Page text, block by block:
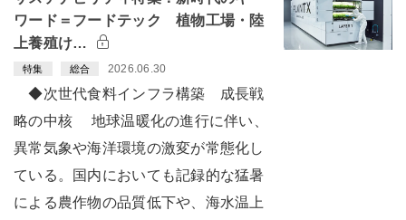
ワード＝フードテック 植物工場・陸
上養殖け…
特集 総合 2026.06.30
◆次世代食料インフラ構築 成長戦
略の中核 地球温暖化の進行に伴い、
異常気象や海洋環境の激変が常態化し
ている。国内においても記録的な猛暑
による農作物の品質低下や、海水温上